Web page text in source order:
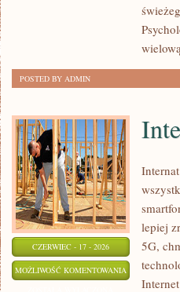
POSTED BY ADMIN
CZERWIEC - 17 - 2026
MOŻLIWOŚĆ KOMENTOWANIA INTERNATY
lepiej
5G,